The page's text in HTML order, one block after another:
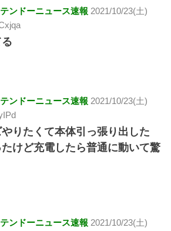
ンドーニュース速報 2021/10/23(土)
ンドーニュース速報 2021/10/23(土)
りたくて本体引っ張り出した
けど充電したら普通に動いて驚
ンドーニュース速報 2021/10/23(土)